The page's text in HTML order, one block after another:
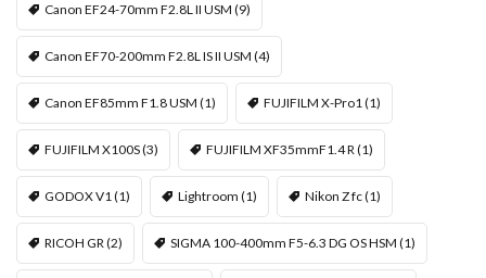
Canon EF24-70mm F2.8L II USM (9)
Canon EF70-200mm F2.8L IS II USM (4)
Canon EF85mm F1.8 USM (1) FUJIFILM X-Pro1(1)
FUJIFILM X100S(3) FUJIFILM XF35mmF1.4 R(1)
GODOX V1(1) Lightroom (1) Nikon Z fc(1)
RICOH GR(2) SIGMA 100-400mm F5-6.3 DG OS HSM (1)